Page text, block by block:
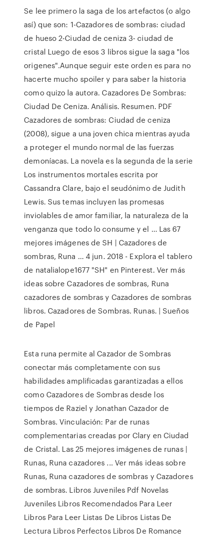
Se lee primero la saga de los artefactos (o algo
así) que son: 1-Cazadores de sombras: ciudad
de hueso 2-Ciudad de ceniza 3- ciudad de
cristal Luego de esos 3 libros sigue la saga "los
origenes".Aunque seguir este orden es para no
hacerte mucho spoiler y para saber la historia
como quizo la autora. Cazadores De Sombras:
Ciudad De Ceniza. Análisis. Resumen. PDF
Cazadores de sombras: Ciudad de ceniza
(2008), sigue a una joven chica mientras ayuda
a proteger el mundo normal de las fuerzas
demoníacas. La novela es la segunda de la serie
Los instrumentos mortales escrita por
Cassandra Clare, bajo el seudónimo de Judith
Lewis. Sus temas incluyen las promesas
inviolables de amor familiar, la naturaleza de la
venganza que todo lo consume y el … Las 67
mejores imágenes de SH | Cazadores de
sombras, Runa ... 4 jun. 2018 - Explora el tablero
de natalialope1677 "SH" en Pinterest. Ver más
ideas sobre Cazadores de sombras, Runa
cazadores de sombras y Cazadores de sombras
libros. Cazadores de Sombras. Runas. | Sueños
de Papel
Esta runa permite al Cazador de Sombras
conectar más completamente con sus
habilidades amplificadas garantizadas a ellos
como Cazadores de Sombras desde los
tiempos de Raziel y Jonathan Cazador de
Sombras. Vinculación: Par de runas
complementarias creadas por Clary en Ciudad
de Cristal. Las 25 mejores imágenes de runas |
Runas, Runa cazadores ... Ver más ideas sobre
Runas, Runa cazadores de sombras y Cazadores
de sombras. Libros Juveniles Pdf Novelas
Juveniles Libros Recomendados Para Leer
Libros Para Leer Listas De Libros Listas De
Lectura Libros Perfectos Libros De Romance